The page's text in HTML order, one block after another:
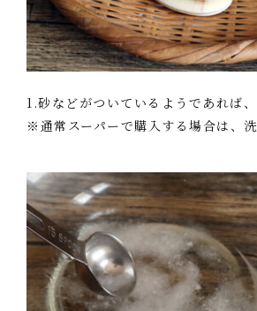
1.砂などがついているようであれば、
※通常スーパーで購入する場合は、洗